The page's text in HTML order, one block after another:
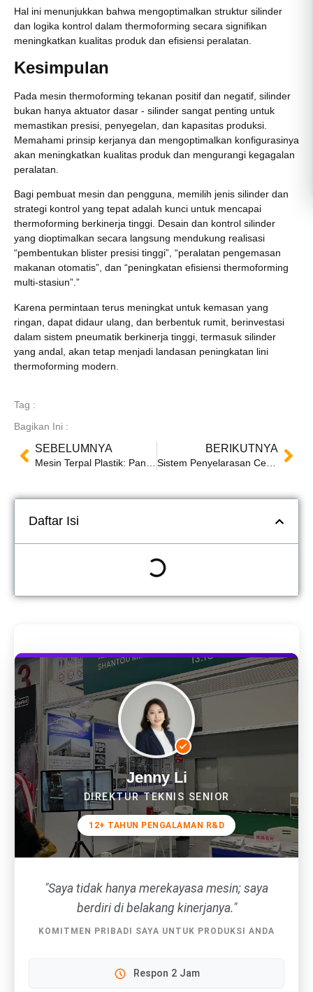
Hal ini menunjukkan bahwa mengoptimalkan struktur silinder
dan logika kontrol dalam thermoforming secara signifikan
meningkatkan kualitas produk dan efisiensi peralatan.
Kesimpulan
Pada mesin thermoforming tekanan positif dan negatif, silinder
bukan hanya aktuator dasar - silinder sangat penting untuk
memastikan presisi, penyegelan, dan kapasitas produksi.
Memahami prinsip kerjanya dan mengoptimalkan konfigurasinya
akan meningkatkan kualitas produk dan mengurangi kegagalan
peralatan.
Bagi pembuat mesin dan pengguna, memilih jenis silinder dan
strategi kontrol yang tepat adalah kunci untuk mencapai
thermoforming berkinerja tinggi. Desain dan kontrol silinder
yang dioptimalkan secara langsung mendukung realisasi
“pembentukan blister presisi tinggi”, “peralatan pengemasan
makanan otomatis”, dan “peningkatan efisiensi thermoforming
multi-stasiun”.”
Karena permintaan terus meningkat untuk kemasan yang
ringan, dapat didaur ulang, dan berbentuk rumit, berinvestasi
dalam sistem pneumatik berkinerja tinggi, termasuk silinder
yang andal, akan tetap menjadi landasan peningkatan lini
thermoforming modern.
Tag :
Bagikan Ini :
SEBELUMNYA BERIKUTNYA
Sistem Penyelarasan Cetakan Otomatis di Mesin Thermoforming: Meningkatkan Presisi dan Efisiensi
Daftar Isi
Jenny Li
DIREKTUR TEKNIS SENIOR
12+ TAHUN PENGALAMAN R&D
"Saya tidak hanya merekayasa mesin; saya
berdiri di belakang kinerjanya."
KOMITMEN PRIBADI SAYA UNTUK PRODUKSI ANDA
Respon 2 Jam